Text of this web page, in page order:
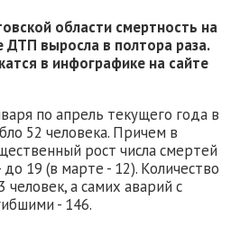
области смертность на
ДТП выросла в полтора раза.
в инфографике на сайте
по апрель текущего года в
52 человека. Причем в
рост числа смертей
19 (в марте - 12). Количество
а самих аварий с
- 146.